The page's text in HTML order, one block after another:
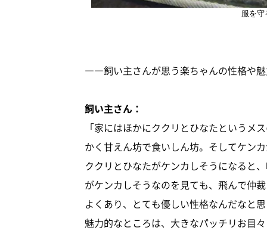
服を
――飼い主さんが思う楽ちゃんの性格や
飼い主さん：
「家にはほかにククリとひなたというメ
かく甘えん坊で食いしん坊。そしてケン
ククリとひなたがケンカしそうになると
がケンカしそうなのを見ても、飛んで仲
よくあり、とても優しい性格なんだなと
魅力的なところは、大きなパッチリお目